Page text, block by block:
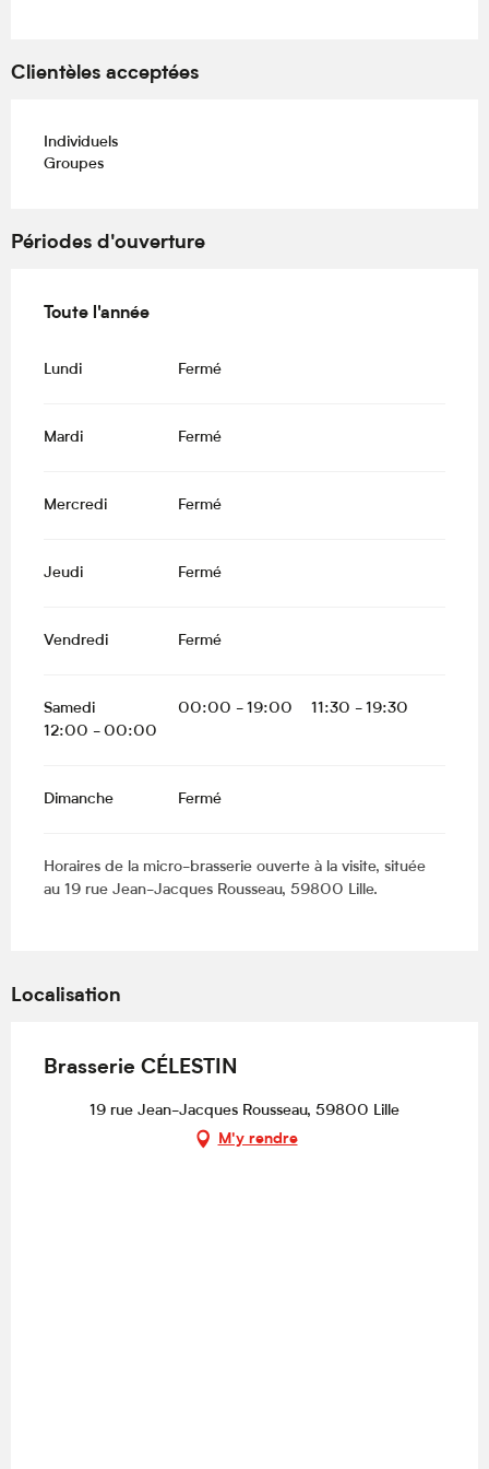
Clientèles acceptées
Individuels
Groupes
Périodes d'ouverture
Toute l'année
Toute l'année
Lundi Fermé
Mardi Fermé
Mercredi Fermé
Jeudi Fermé
Vendredi Fermé
Samedi 00:00 - 19:00
11:30 - 19:30
12:00 - 00:00
Dimanche Fermé
Horaires de la micro-brasserie ouverte à la visite, située
au 19 rue Jean-Jacques Rousseau, 59800 Lille.
Localisation
Brasserie CÉLESTIN
19 rue Jean-Jacques Rousseau, 59800 Lille
M'y rendre